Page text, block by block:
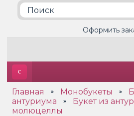
Оформить
Главная » Монобукеты »
антуриума
»
Букет из
молюцеллы